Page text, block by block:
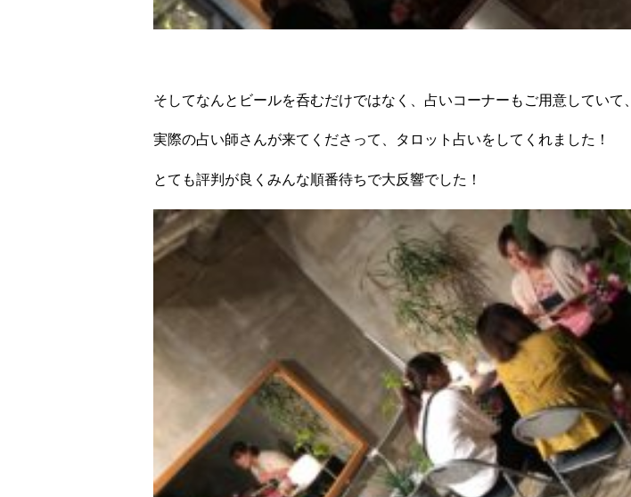
そしてなんとビールを呑むだけではなく、占いコーナーもご用意していて、
実際の占い師さんが来てくださって、タロット占いをしてくれました！
とても評判が良くみんな順番待ちで大反響でした！